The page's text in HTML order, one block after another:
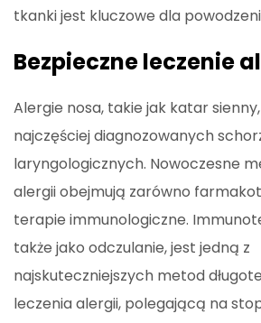
tkanki jest kluczowe dla
Bezpieczne leczenie
Alergie nosa, takie jak katar
najczęściej diagnozowanych
laryngologicznych. Nowoczesne
alergii obejmują zarówno
terapie immunologiczne.
także jako odczulanie, jest jedną z
najskuteczniejszych metod
leczenia alergii, polegającą na